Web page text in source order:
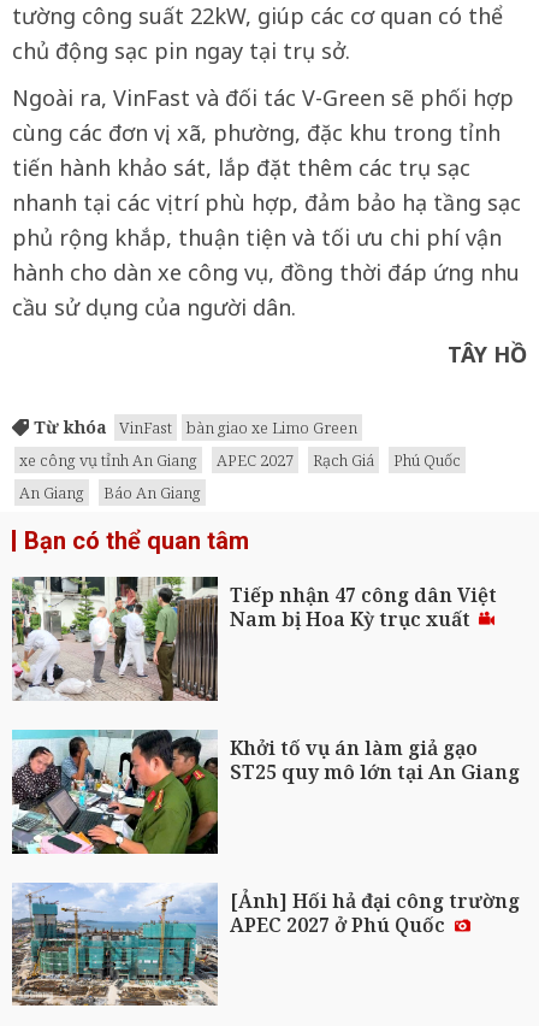
tường công suất 22kW, giúp các cơ quan có thể
chủ động sạc pin ngay tại trụ sở.
Ngoài ra, VinFast và đối tác V-Green sẽ phối hợp
cùng các đơn vị, xã, phường, đặc khu trong tỉnh
tiến hành khảo sát, lắp đặt thêm các trụ sạc
nhanh tại các vị trí phù hợp, đảm bảo hạ tầng sạc
phủ rộng khắp, thuận tiện và tối ưu chi phí vận
hành cho dàn xe công vụ, đồng thời đáp ứng nhu
cầu sử dụng của người dân.
TÂY HỒ
Từ khóa VinFast
bàn giao xe Limo Green
xe công vụ tỉnh An Giang
APEC 2027 Rạch Giá
Phú Quốc
An Giang
Báo An Giang
Bạn có thể quan tâm
Tiếp nhận 47 công dân Việt
Nam bị Hoa Kỳ trục xuất
Khởi tố vụ án làm giả gạo
ST25 quy mô lớn tại An Giang
[Ảnh] Hối hả đại công trường
APEC 2027 ở Phú Quốc